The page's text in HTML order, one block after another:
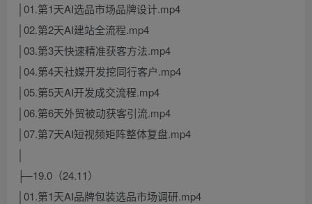
│01.第1天AI选品市场品牌设计.mp4
│02.第2天AI建站全流程.mp4
│03.第3天快速精准获客方法.mp4
│04.第4天社媒开发挖同行客户.mp4
│05.第5天AI开发成交流程.mp4
│06.第6天外贸被动获客引流.mp4
│07.第7天AI短视频矩阵整体复盘.mp4
│
├─19.0（24.11）
│01.第1天AI品牌包装选品市场调研.mp4